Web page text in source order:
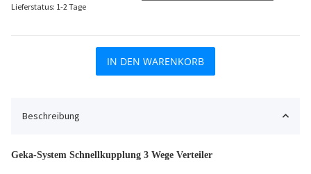
Lieferstatus: 1-2 Tage
IN DEN WARENKORB
Beschreibung
Geka-System Schnellkupplung 3 Wege Verteiler